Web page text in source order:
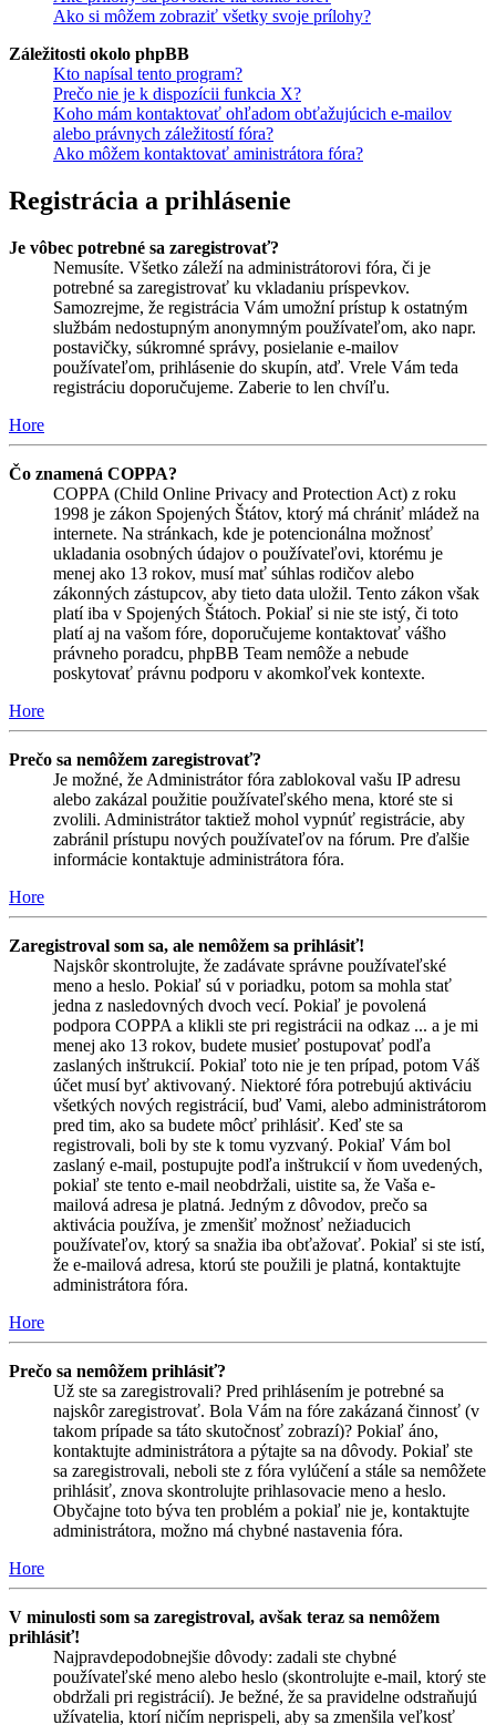
Ako si môžem zobraziť všetky svoje prílohy?
Záležitosti okolo phpBB
Kto napísal tento program?
Prečo nie je k dispozícii funkcia X?
Koho mám kontaktovať ohľadom obťažujúcich e-mailov
alebo právnych záležitostí fóra?
Ako môžem kontaktovať aministrátora fóra?
Registrácia a prihlásenie
Je vôbec potrebné sa zaregistrovať?
Nemusíte. Všetko záleží na administrátorovi fóra, či je
potrebné sa zaregistrovať ku vkladaniu príspevkov.
Samozrejme, že registrácia Vám umožní prístup k ostatným
službám nedostupným anonymným používateľom, ako napr.
postavičky, súkromné správy, posielanie e-mailov
používateľom, prihlásenie do skupín, atď. Vrele Vám teda
registráciu doporučujeme. Zaberie to len chvíľu.
Hore
Čo znamená COPPA?
COPPA (Child Online Privacy and Protection Act) z roku
1998 je zákon Spojených Štátov, ktorý má chrániť mládež na
internete. Na stránkach, kde je potencionálna možnosť
ukladania osobných údajov o používateľovi, ktorému je
menej ako 13 rokov, musí mať súhlas rodičov alebo
zákonných zástupcov, aby tieto data uložil. Tento zákon však
platí iba v Spojených Štátoch. Pokiaľ si nie ste istý, či toto
platí aj na vašom fóre, doporučujeme kontaktovať vášho
právneho poradcu, phpBB Team nemôže a nebude
poskytovať právnu podporu v akomkoľvek kontexte.
Hore
Prečo sa nemôžem zaregistrovať?
Je možné, že Administrátor fóra zablokoval vašu IP adresu
alebo zakázal použitie používateľského mena, ktoré ste si
zvolili. Administrátor taktiež mohol vypnúť registrácie, aby
zabránil prístupu nových používateľov na fórum. Pre ďalšie
informácie kontaktuje administrátora fóra.
Hore
Zaregistroval som sa, ale nemôžem sa prihlásiť!
Najskôr skontrolujte, že zadávate správne používateľské
meno a heslo. Pokiaľ sú v poriadku, potom sa mohla stať
jedna z nasledovných dvoch vecí. Pokiaľ je povolená
podpora COPPA a klikli ste pri registrácii na odkaz ... a je mi
menej ako 13 rokov, budete musieť postupovať podľa
zaslaných inštrukcií. Pokiaľ toto nie je ten prípad, potom Váš
účet musí byť aktivovaný. Niektoré fóra potrebujú aktiváciu
všetkých nových registrácií, buď Vami, alebo administrátorom
pred tim, ako sa budete môcť prihlásiť. Keď ste sa
registrovali, boli by ste k tomu vyzvaný. Pokiaľ Vám bol
zaslaný e-mail, postupujte podľa inštrukcií v ňom uvedených,
pokiaľ ste tento e-mail neobdržali, uistite sa, že Vaša e-
mailová adresa je platná. Jedným z dôvodov, prečo sa
aktivácia používa, je zmenšiť možnosť nežiaducich
používateľov, ktorý sa snažia iba obťažovať. Pokiaľ si ste istí,
že e-mailová adresa, ktorú ste použili je platná, kontaktujte
administrátora fóra.
Hore
Prečo sa nemôžem prihlásiť?
Už ste sa zaregistrovali? Pred prihlásením je potrebné sa
najskôr zaregistrovať. Bola Vám na fóre zakázaná činnosť (v
takom prípade sa táto skutočnosť zobrazí)? Pokiaľ áno,
kontaktujte administrátora a pýtajte sa na dôvody. Pokiaľ ste
sa zaregistrovali, neboli ste z fóra vylúčení a stále sa nemôžete
prihlásiť, znova skontrolujte prihlasovacie meno a heslo.
Obyčajne toto býva ten problém a pokiaľ nie je, kontaktujte
administrátora, možno má chybné nastavenia fóra.
Hore
V minulosti som sa zaregistroval, avšak teraz sa nemôžem
prihlásiť!
Najpravdepodobnejšie dôvody: zadali ste chybné
používateľské meno alebo heslo (skontrolujte e-mail, ktorý ste
obdržali pri registrácií). Je bežné, že sa pravidelne odstraňujú
užívatelia, ktorí ničím neprispeli, aby sa zmenšila veľkosť